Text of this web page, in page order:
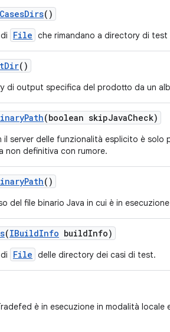
CasesDirs()
File che rimandano a directory di
Dir()
di output specifica del prodotto da un
Path(boolean skipJavaCheck)
il server delle funzionalità esplicito è solo
non definitiva con rumore.
Path()
del file binario Java in cui è in
(IBuildInfo buildInfo)
File delle directory dei casi di test.
è in esecuzione in modalità locale